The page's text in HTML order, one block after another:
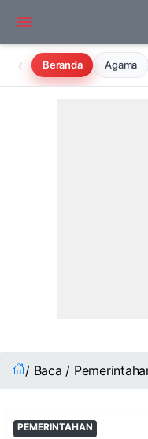
‹ Beranda Agama
/ Baca /
PEMERINTAHAN